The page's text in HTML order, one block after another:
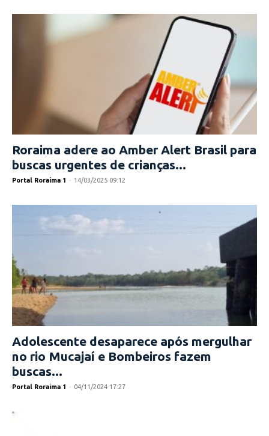
Roraima adere ao Amber Alert Brasil para
buscas urgentes de crianças...
Portal Roraima 1 - 14/03/2025 09:12
Adolescente desaparece após mergulhar
no rio Mucajaí e Bombeiros fazem
buscas...
Portal Roraima 1 - 04/11/2024 17:27